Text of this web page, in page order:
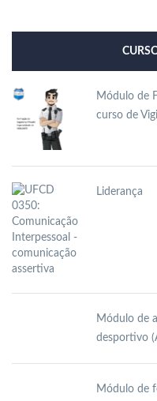
Módulo de
curso de
Liderança
Módulo de
desportivo
Módulo de